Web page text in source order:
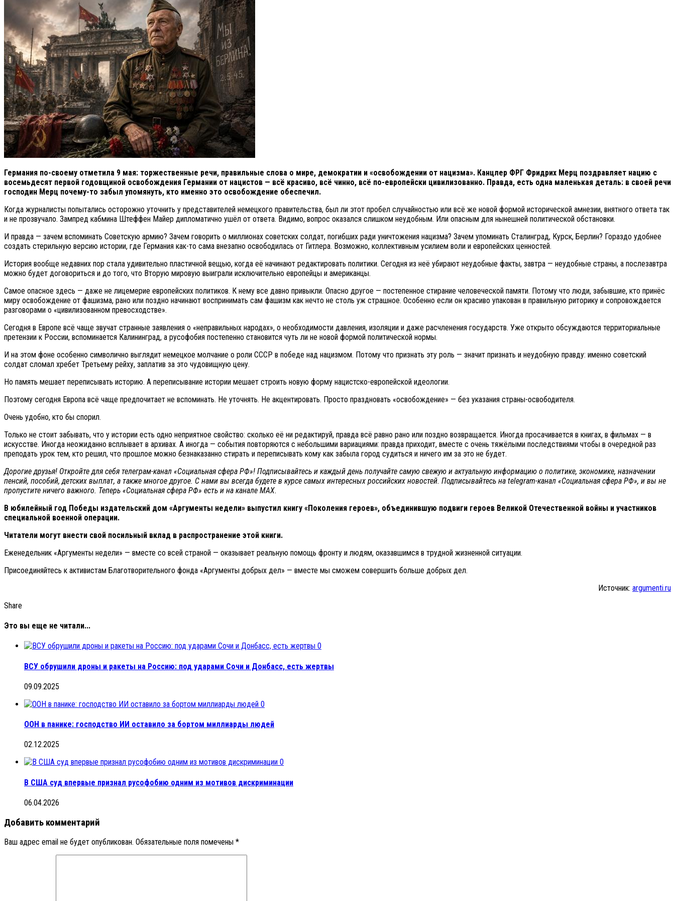
Германия по-своему отметила 9 мая: торжественные речи, правильные слова о мире, демократии и «освобождении от нацизма». Канцлер ФРГ Фридрих Мерц поздравляет нацию с
восемьдесят первой годовщиной освобождения Германии от нацистов — всё красиво, всё чинно, всё по-европейски цивилизованно. Правда, есть одна маленькая деталь: в своей речи
господин Мерц почему-то забыл упомянуть, кто именно это освобождение обеспечил.
Когда журналисты попытались осторожно уточнить у представителей немецкого правительства, был ли этот пробел случайностью или всё же новой формой исторической амнезии, внятного ответа так
и не прозвучало. Зампред кабмина Штеффен Майер дипломатично ушёл от ответа. Видимо, вопрос оказался слишком неудобным. Или опасным для нынешней политической обстановки.
И правда — зачем вспоминать Советскую армию? Зачем говорить о миллионах советских солдат, погибших ради уничтожения нацизма? Зачем упоминать Сталинград, Курск, Берлин? Гораздо удобнее
создать стерильную версию истории, где Германия как-то сама внезапно освободилась от Гитлера. Возможно, коллективным усилием воли и европейских ценностей.
История вообще недавних пор стала удивительно пластичной вещью, когда её начинают редактировать политики. Сегодня из неё убирают неудобные факты, завтра — неудобные страны, а послезавтра
можно будет договориться и до того, что Вторую мировую выиграли исключительно европейцы и американцы.
Самое опасное здесь — даже не лицемерие европейских политиков. К нему все давно привыкли. Опасно другое — постепенное стирание человеческой памяти. Потому что люди, забывшие, кто принёс
миру освобождение от фашизма, рано или поздно начинают воспринимать сам фашизм как нечто не столь уж страшное. Особенно если он красиво упакован в правильную риторику и сопровождается
разговорами о «цивилизованном превосходстве».
Сегодня в Европе всё чаще звучат странные заявления о «неправильных народах», о необходимости давления, изоляции и даже расчленения государств. Уже открыто обсуждаются территориальные
претензии к России, вспоминается Калининград, а русофобия постепенно становится чуть ли не новой формой политической нормы.
И на этом фоне особенно символично выглядит немецкое молчание о роли СССР в победе над нацизмом. Потому что признать эту роль — значит признать и неудобную правду: именно советский
солдат сломал хребет Третьему рейху, заплатив за это чудовищную цену.
Но память мешает переписывать историю. А переписывание истории мешает строить новую форму нацистско-европейской идеологии.
Поэтому сегодня Европа всё чаще предпочитает не вспоминать. Не уточнять. Не акцентировать. Просто праздновать «освобождение» — без указания страны-освободителя.
Очень удобно, кто бы спорил.
Только не стоит забывать, что у истории есть одно неприятное свойство: сколько её ни редактируй, правда всё равно рано или поздно возвращается. Иногда просачивается в книгах, в фильмах — в
искусстве. Иногда неожиданно всплывает в архивах. А иногда — события повторяются с небольшими вариациями: правда приходит, вместе с очень тяжёлыми последствиями чтобы в очередной раз
преподать урок тем, кто решил, что прошлое можно безнаказанно стирать и переписывать кому как забыла город судиться и ничего им за это не будет.
Дорогие друзья! Откройте для себя телеграм-канал «Социальная сфера РФ»! Подписывайтесь и каждый день получайте самую свежую и актуальную информацию о политике, экономике, назначении
пенсий, пособий, детских выплат, а также многое другое. С нами вы всегда будете в курсе самых интересных российских новостей. Подписывайтесь на telegram-канал «Социальная сфера РФ», и вы не
пропустите ничего важного. Теперь «Социальная сфера РФ» есть и на канале МАХ.
В юбилейный год Победы издательский дом «Аргументы недели» выпустил книгу «Поколения героев», объединившую подвиги героев Великой Отечественной войны и участников
специальной военной операции.
Читатели могут внести свой посильный вклад в распространение этой книги.
Еженедельник «Аргументы недели» — вместе со всей страной — оказывает реальную помощь фронту и людям, оказавшимся в трудной жизненной ситуации.
Присоединяйтесь к активистам Благотворительного фонда «Аргументы добрых дел» — вместе мы сможем совершить больше добрых дел.
Источник: argumenti.ru
Share
Это вы еще не читали...
0
ВСУ обрушили дроны и ракеты на Россию: под ударами Сочи и Донбасс, есть жертвы
09.09.2025
0
ООН в панике: господство ИИ оставило за бортом миллиарды людей
02.12.2025
0
В США суд впервые признал русофобию одним из мотивов дискриминации
06.04.2026
Добавить комментарий
Ваш адрес email не будет опубликован. Обязательные поля помечены *